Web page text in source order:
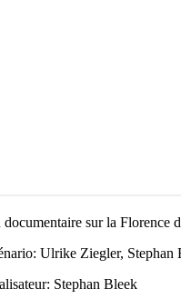
documentaire sur la Florence
Ulrike Ziegler, Stephan
Stephan Bleek